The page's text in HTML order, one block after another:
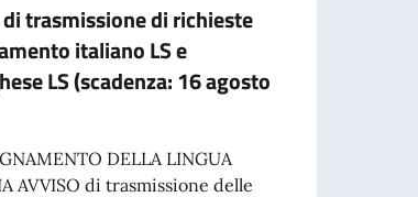
di trasmissione di richieste
italiano LS e
LS (scadenza: 16 agosto
DELLA LINGUA
AVVISO di trasmissione delle